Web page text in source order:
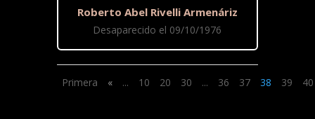
Roberto Abel Rivelli Armenáriz
Desaparecido el 09/10/1976
Primera « ... 10 20 30 ... 36 37 38 39 40